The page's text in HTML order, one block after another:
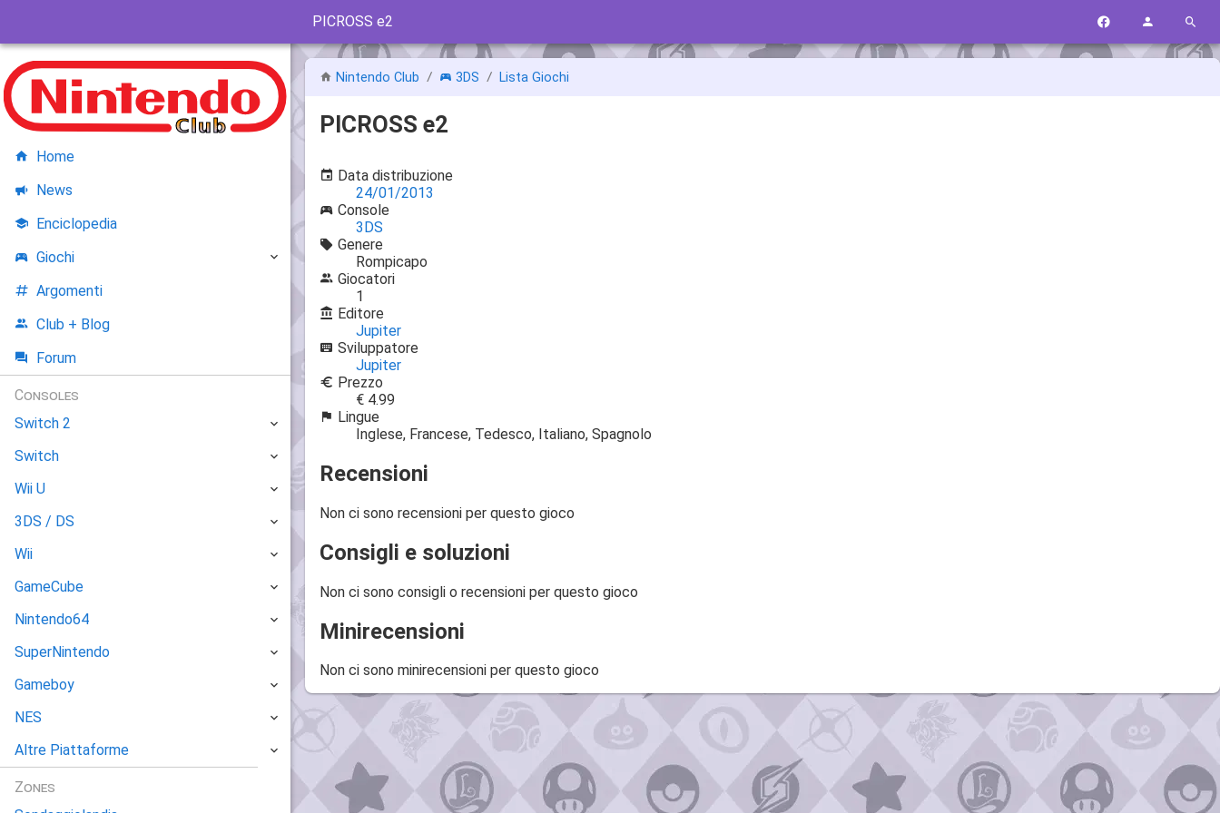
PICROSS e2
Nintendo Club 3DS Lista Giochi
PICROSS e2
Data distribuzione
24/01/2013
Console
3DS
Genere
Rompicapo
Giocatori
1
Editore
Jupiter
Sviluppatore
Jupiter
Prezzo
€ 4.99
Lingue
Inglese, Francese, Tedesco, Italiano, Spagnolo
Recensioni
Non ci sono recensioni per questo gioco
Consigli e soluzioni
Non ci sono consigli o recensioni per questo gioco
Minirecensioni
Non ci sono minirecensioni per questo gioco
Home
News
Enciclopedia
Giochi
Argomenti
Club + Blog
Forum
Consoles
Switch 2
Switch
Wii U
3DS / DS
Wii
GameCube
Nintendo64
SuperNintendo
Gameboy
NES
Altre Piattaforme
Zones